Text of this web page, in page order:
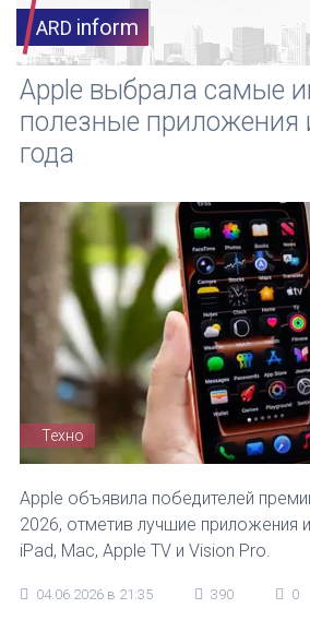
ARD inform
Apple выбрала самые
полезные приложения
года
Техно
Apple объявила победителей
2026, отметив лучшие приложения
iPad, Mac, Apple TV и Vision Pro.
04.06.2026 в 21:35 390 0